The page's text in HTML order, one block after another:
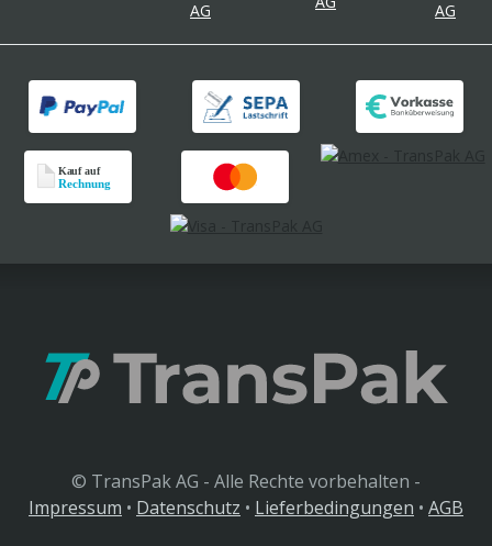
© TransPak AG - Alle Rechte vorbehalten -
Impressum • Datenschutz • Lieferbedingungen • AGB